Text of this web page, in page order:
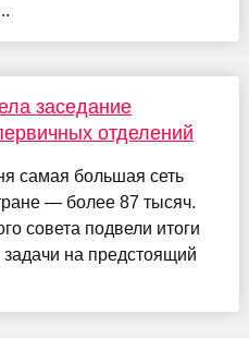
заседание
отделений
самая большая сеть
— более 87 тысяч.
совета подвели итоги
задачи на предстоящий